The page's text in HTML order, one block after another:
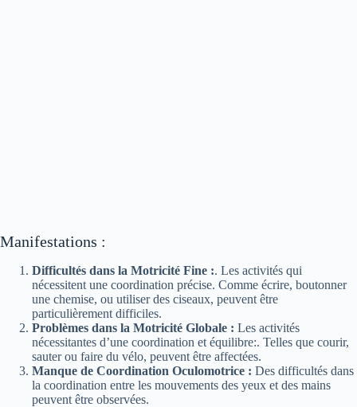
Manifestations :
Difficultés dans la Motricité Fine :. Les activités qui
nécessitent une coordination précise. Comme écrire, boutonner
une chemise, ou utiliser des ciseaux, peuvent être
particulièrement difficiles.
Problèmes dans la Motricité Globale : Les activités
nécessitantes d’une coordination et équilibre:. Telles que courir,
sauter ou faire du vélo, peuvent être affectées.
Manque de Coordination Oculomotrice : Des difficultés dans
la coordination entre les mouvements des yeux et des mains
peuvent être observées.